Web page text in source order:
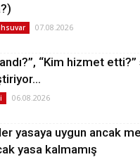
07.08.2026
“Kim hizmet
06.08.2026
yasaya uygun ancak
yasa kalmamış